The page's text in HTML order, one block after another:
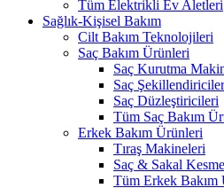
Tüm Elektrikli Ev Aletleri
Sağlık-Kişisel Bakım
Cilt Bakım Teknolojileri
Saç Bakım Ürünleri
Saç Kurutma
Saç Şekillendiriciler
Saç Düzleştiricileri
Tüm Saç Bakım
Erkek Bakım Ürünleri
Tıraş Makineleri
Saç & Sakal
Tüm Erkek Bakım